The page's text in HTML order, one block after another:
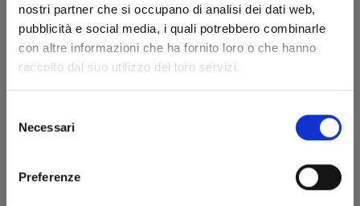
nostri partner che si occupano di analisi dei dati web,
pubblicità e social media, i quali potrebbero combinarle
con altre informazioni che ha fornito loro o che hanno
raccolto dal suo utilizzo dei loro servizi.
delNecessari
Preferenze
PANDORA HEARTS NEW EDITION n. 7